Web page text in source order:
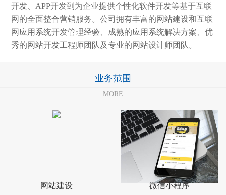
开发、APP开发到为企业提供个性化软件开发等基于互联
网的全面整合营销服务。公司拥有丰富的网站建设和互联
网应用系统开发管理经验、成熟的应用系统解决方案、优
秀的网站开发工程师团队及专业的网站设计师团队。
业务范围
MORE
网站建设 微信小程序